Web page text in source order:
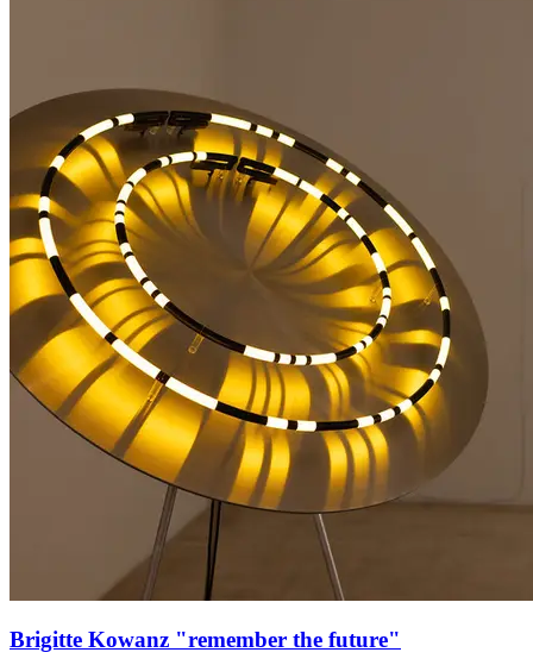
Brigitte Kowanz "remember the future"